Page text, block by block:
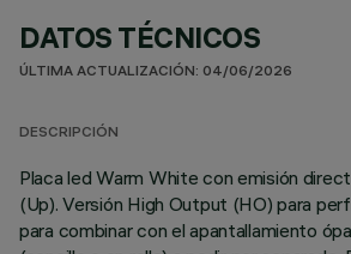
DATOS TÉCNICOS
ÚLTIMA ACTUALIZACIÓN: 04/06/2026
DESCRIPCIÓN
Placa led Warm White con emisión
(Up). Versión High Output (HO) para
para combinar con el apantallamiento